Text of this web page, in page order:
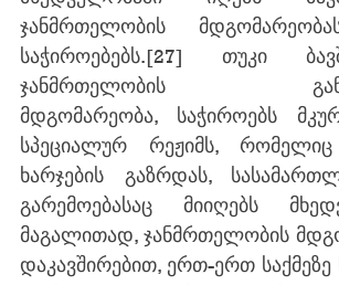
ჯანმრთელობის
საჭიროებებს.[27] თუკი
ჯანმრთელობის
მდგომარეობა, საჭიროებს
სპეციალურ რეჟიმს, რომელიც
ხარჯების გაზრდას,
გარემოებასაც მიიღებს
მაგალითად, ჯანმრთელობის
დაკავშირებით, ერთ-ერთ